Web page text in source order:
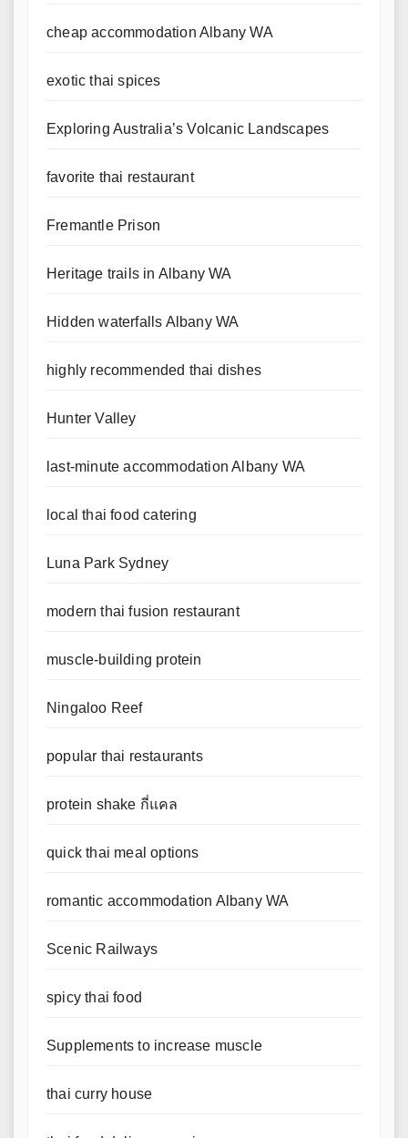
cheap accommodation Albany WA
exotic thai spices
Exploring Australia’s Volcanic Landscapes
favorite thai restaurant
Fremantle Prison
Heritage trails in Albany WA
Hidden waterfalls Albany WA
highly recommended thai dishes
Hunter Valley
last-minute accommodation Albany WA
local thai food catering
Luna Park Sydney
modern thai fusion restaurant
muscle-building protein
Ningaloo Reef
popular thai restaurants
protein shake กี่แคล
quick thai meal options
romantic accommodation Albany WA
Scenic Railways
spicy thai food
Supplements to increase muscle
thai curry house